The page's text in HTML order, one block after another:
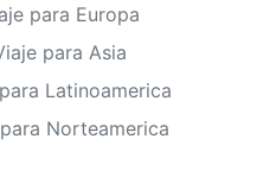
para Europa
para Asia
Latinoamerica
Norteamerica